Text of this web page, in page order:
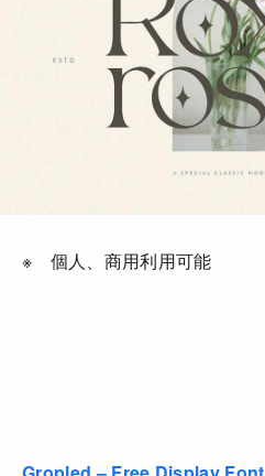
※ 個人、商用利用可能